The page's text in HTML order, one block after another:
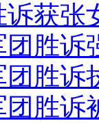
获张
胜诉
胜诉
胜诉